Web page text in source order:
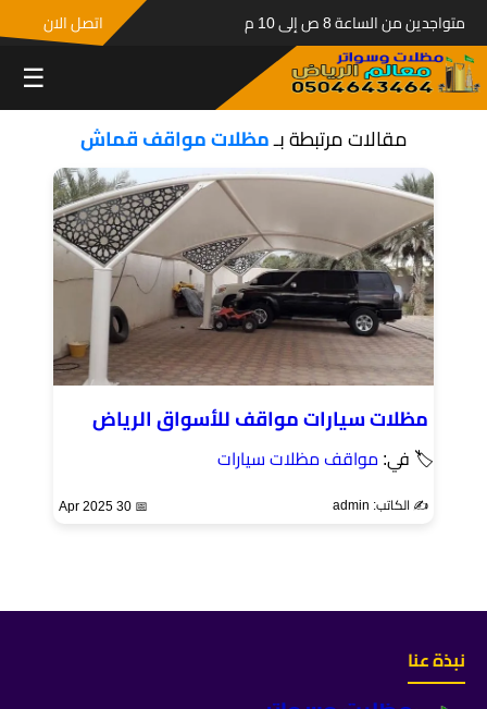
متواجدين من الساعة 8 ص إلى 10 م اتصل الان
☰
مقالات مرتبطة بـمظلات مواقف قماش
مظلات سيارات مواقف للأسواق​ الرياض
🏷 في: مواقف مظلات سيارات
✍️ الكاتب: admin 📅 30 Apr 2025
نبذة عنا